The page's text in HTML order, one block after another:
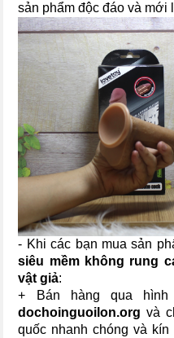
sản phẩm độc đáo và mới
- Khi các bạn mua sản
siêu mềm không rung
vật giả:
+ Bán hàng qua
dochoinguoilon.org và
quốc nhanh chóng và